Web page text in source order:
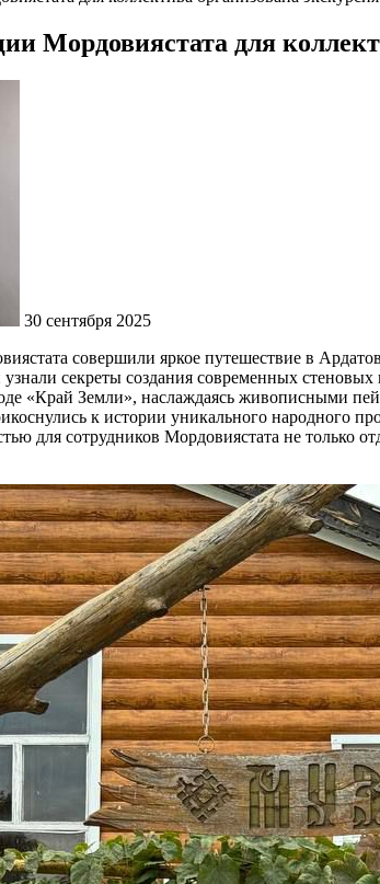
Мордовиястата для
30 сентября 2025
совершили яркое путешествие в
секреты создания современных
«Край Земли», наслаждаясь живописными
к истории уникального народного
для сотрудников Мордовиястата не только